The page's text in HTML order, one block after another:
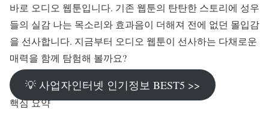
바로 오디오 웹툰입니다. 기존 웹툰의 탄탄한 스토리에 성우
들의 실감 나는 목소리와 효과음이 더해져 전에 없던 몰입감
을 선사합니다. 지금부터 오디오 웹툰이 선사하는 다채로운
매력을 함께 탐험해 볼까요?
💡 사업자인터넷 인기정보 BEST5 >>
핵심 요약